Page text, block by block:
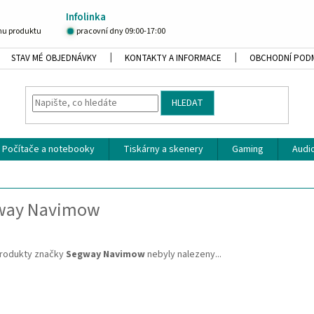
Infolinka
produktu pracovní dny 09:00-17:00
STAV MÉ OBJEDNÁVKY KONTAKTY A INFORMACE OBCHODNÍ
HLEDAT
Počítače a notebooky Tiskárny a skenery Gaming
Navimow
značky Segway Navimownebyly nalezeny...